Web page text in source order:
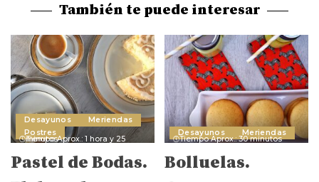
También te puede interesar
Desayunos
Meriendas
Postres
Tiempo Aprox.: 1 hora y 25 minutos
Pastel de Bodas.
Desayunos Meriendas
Tiempo Aprox.: 30 minutos
Bolluelas.